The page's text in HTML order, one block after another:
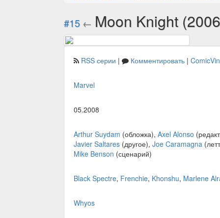
#15 ← Moon Knight
RSS серии | Комментировать |
Marvel
05.2008
Arthur Suydam (обложка), Axel Alonso
Javier Saltares (другое), Joe Caramagna
Mike Benson (сценарий)
Black Spectre, Frenchie, Khonshu, Marlene
Whyos